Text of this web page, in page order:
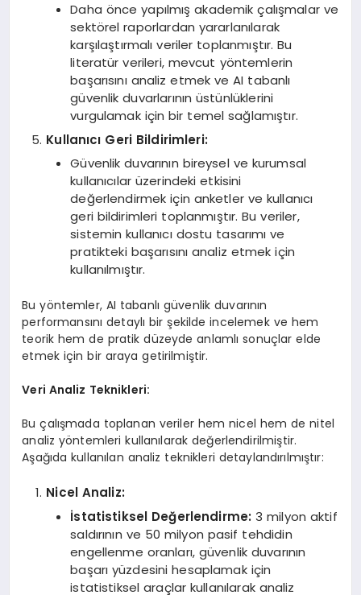
Daha önce yapılmış akademik çalışmalar ve
sektörel raporlardan yararlanılarak
karşılaştırmalı veriler toplanmıştır. Bu
literatür verileri, mevcut yöntemlerin
başarısını analiz etmek ve AI tabanlı
güvenlik duvarlarının üstünlüklerini
vurgulamak için bir temel sağlamıştır.
Kullanıcı Geri Bildirimleri:
Güvenlik duvarının bireysel ve kurumsal
kullanıcılar üzerindeki etkisini
değerlendirmek için anketler ve kullanıcı
geri bildirimleri toplanmıştır. Bu veriler,
sistemin kullanıcı dostu tasarımı ve
pratikteki başarısını analiz etmek için
kullanılmıştır.
Bu yöntemler, AI tabanlı güvenlik duvarının
performansını detaylı bir şekilde incelemek ve hem
teorik hem de pratik düzeyde anlamlı sonuçlar elde
etmek için bir araya getirilmiştir.
Veri Analiz Teknikleri:
Bu çalışmada toplanan veriler hem nicel hem de nitel
analiz yöntemleri kullanılarak değerlendirilmiştir.
Aşağıda kullanılan analiz teknikleri detaylandırılmıştır:
Nicel Analiz:
İstatistiksel Değerlendirme: 3 milyon aktif
saldırının ve 50 milyon pasif tehdidin
engellenme oranları, güvenlik duvarının
başarı yüzdesini hesaplamak için
istatistiksel araçlar kullanılarak analiz